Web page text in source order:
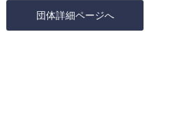
団体詳細ページへ